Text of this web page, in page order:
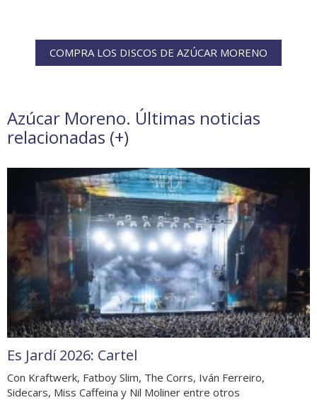
COMPRA LOS DISCOS DE AZÚCAR MORENO
Azúcar Moreno. Últimas noticias
relacionadas (+)
Es Jardí 2026: Cartel
Con Kraftwerk, Fatboy Slim, The Corrs, Iván Ferreiro,
Sidecars, Miss Caffeina y Nil Moliner entre otros